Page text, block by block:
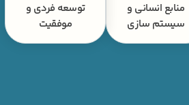
منابع انسانی و
سیستم سازی
توسعه فردی و
موفقیت